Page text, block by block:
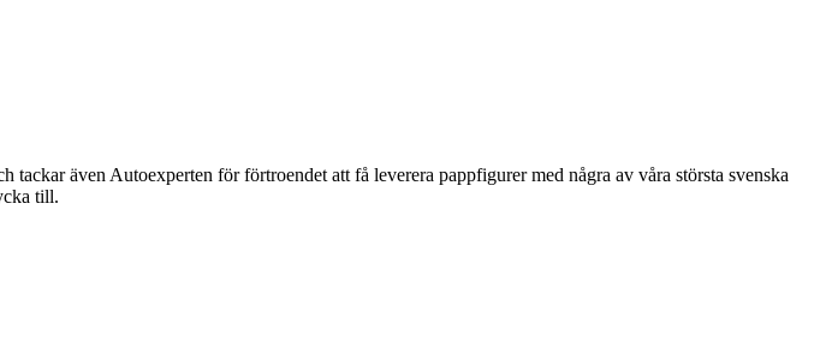
även Autoexperten för förtroendet att få leverera pappfigurer med några av våra största svenska
till.